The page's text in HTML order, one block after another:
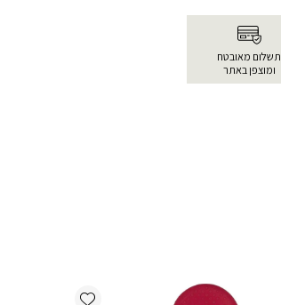
תשלום מאובטח
ומוצפן באתר
Add wishlist